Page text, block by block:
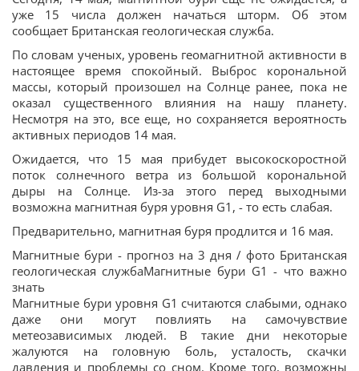
уже 15 числа должен начаться шторм. Об этом
сообщает Британская геологическая служба.
По словам ученых, уровень геомагнитной активности в
настоящее время спокойный. Выброс корональной
массы, который произошел на Солнце ранее, пока не
оказал существенного влияния на нашу планету.
Несмотря на это, все еще, но сохраняется вероятность
активных периодов 14 мая.
Ожидается, что 15 мая прибудет высокоскоростной
поток солнечного ветра из большой корональной
дыры на Солнце. Из-за этого перед выходными
возможна магнитная буря уровня G1, - то есть слабая.
Предварительно, магнитная буря продлится и 16 мая.
Магнитные бури - прогноз на 3 дня / фото Британская
геологическая службаМагнитные бури G1 - что важно
знать
Магнитные бури уровня G1 считаются слабыми, однако
даже они могут повлиять на самочувствие
метеозависимых людей. В такие дни некоторые
жалуются на головную боль, усталость, скачки
давления и проблемы со сном. Кроме того, возможны